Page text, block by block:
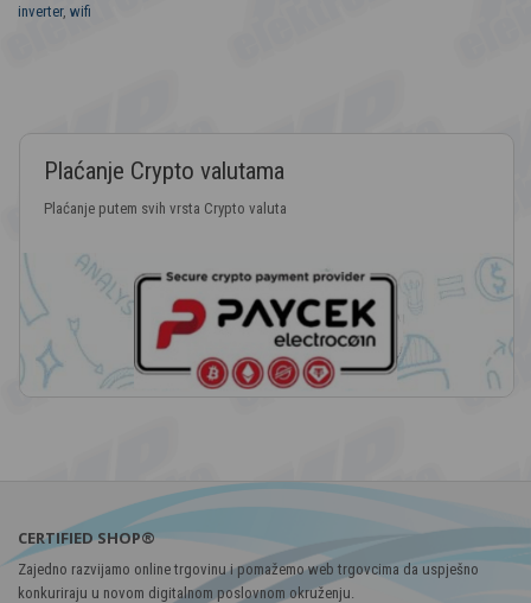
inverter, wifi
Plaćanje Crypto valutama
Plaćanje putem svih vrsta Crypto valuta
CERTIFIED SHOP®
Zajedno razvijamo online trgovinu i pomažemo web trgovcima da uspješno
konkuriraju u novom digitalnom poslovnom okruženju.